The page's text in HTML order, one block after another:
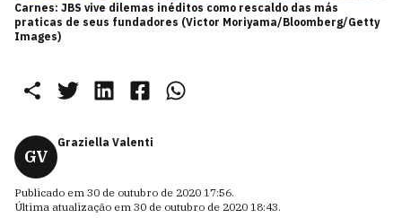
Carnes: JBS vive dilemas inéditos como rescaldo das más
praticas de seus fundadores (Victor Moriyama/Bloomberg/Getty
Images)
GV
Graziella Valenti
Publicado em 30 de outubro de 2020 17:56.
Última atualização em 30 de outubro de 2020 18:43.